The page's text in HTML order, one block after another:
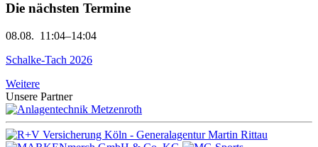
Die nächsten Termine
08.08. 11:04–14:04
Schalke-Tach 2026
Weitere
Unsere Partner